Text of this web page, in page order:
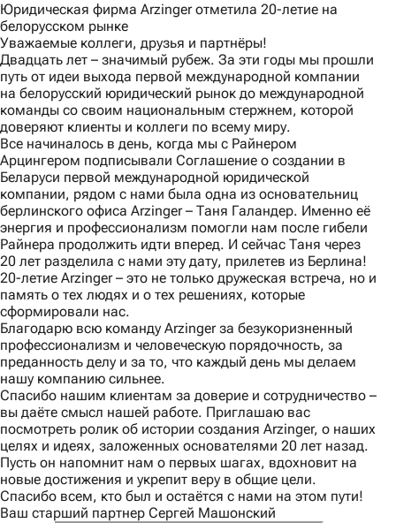
Юридическая фирма Arzinger отметила 20-летие на
белорусском рынке
Уважаемые коллеги, друзья и партнёры!
Двадцать лет – значимый рубеж. За эти годы мы прошли
путь от идеи выхода первой международной компании
на белорусский юридический рынок до международной
команды со своим национальным стержнем, которой
доверяют клиенты и коллеги по всему миру.
Все начиналось в день, когда мы с Райнером
Арцингером подписывали Соглашение о создании в
Беларуси первой международной юридической
компании, рядом с нами была одна из основательниц
берлинского офиса Arzinger – Таня Галандер. Именно её
энергия и профессионализм помогли нам после гибели
Райнера продолжить идти вперед. И сейчас Таня через
20 лет разделила с нами эту дату, прилетев из Берлина!
20-летие Arzinger – это не только дружеская встреча, но и
память о тех людях и о тех решениях, которые
сформировали нас.
Благодарю всю команду Arzinger за безукоризненный
профессионализм и человеческую порядочность, за
преданность делу и за то, что каждый день мы делаем
нашу компанию сильнее.
Спасибо нашим клиентам за доверие и сотрудничество –
вы даёте смысл нашей работе. Приглашаю вас
посмотреть ролик об истории создания Arzinger, о наших
целях и идеях, заложенных основателями 20 лет назад.
Пусть он напомнит нам о первых шагах, вдохновит на
новые достижения и укрепит веру в общие цели.
Спасибо всем, кто был и остаётся с нами на этом пути!
Ваш старший партнер Сергей Машонский